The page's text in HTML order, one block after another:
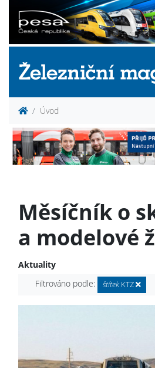
Úvod
Měsíčník o
a modelové
Aktuality
Filtrováno podle:
štítekKTZ